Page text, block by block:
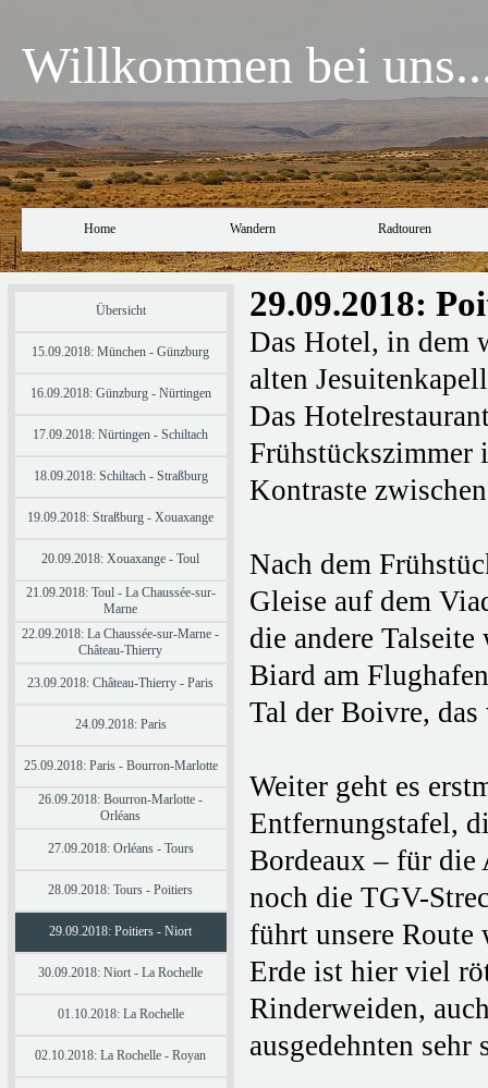
Home Wandern Radtouren
Willkommen bei
Übersicht
15.09.2018: München - Günzburg
16.09.2018: Günzburg - Nürtingen
17.09.2018: Nürtingen - Schiltach
18.09.2018: Schiltach - Straßburg
19.09.2018: Straßburg - Xouaxange
20.09.2018: Xouaxange - Toul
21.09.2018: Toul - La Chaussée-sur-
Marne
22.09.2018: La Chaussée-sur-Marne -
Château-Thierry
23.09.2018: Château-Thierry - Paris
24.09.2018: Paris
25.09.2018: Paris - Bourron-Marlotte
26.09.2018: Bourron-Marlotte -
Orléans
27.09.2018: Orléans - Tours
28.09.2018: Tours - Poitiers
29.09.2018: Poitiers - Niort
30.09.2018: Niort - La Rochelle
01.10.2018: La Rochelle
02.10.2018: La Rochelle - Royan
29.09.2018:
Das Hotel, in dem
alten
Das
Frühstückszimmer
Kontraste
Nach dem
Gleise auf dem
die andere
Biard am
Tal der Boivre,
Weiter geht es
Entfernungstafel,
Bordeaux – für
noch die TGV-
führt unsere Route
Erde ist hier viel
Rinderweiden,
ausgedehnten